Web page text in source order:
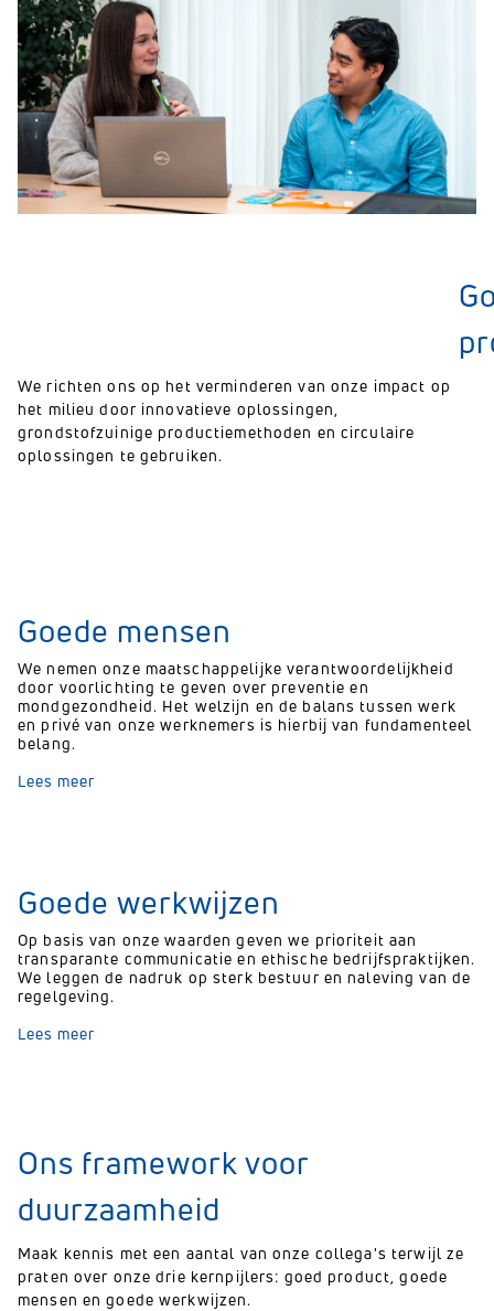
We richten ons op het verminderen van onze impact op
het milieu door innovatieve oplossingen,
grondstofzuinige productiemethoden en circulaire
oplossingen te gebruiken.
Goede mensen
We nemen onze maatschappelijke verantwoordelijkheid
door voorlichting te geven over preventie en
mondgezondheid. Het welzijn en de balans tussen werk
en privé van onze werknemers is hierbij van fundamenteel
belang.
Lees meer
Goede werkwijzen
Op basis van onze waarden geven we prioriteit aan
transparante communicatie en ethische bedrijfspraktijken.
We leggen de nadruk op sterk bestuur en naleving van de
regelgeving.
Lees meer
Ons framework voor
duurzaamheid
Maak kennis met een aantal van onze collega's terwijl ze
praten over onze drie kernpijlers: goed product, goede
mensen en goede werkwijzen.